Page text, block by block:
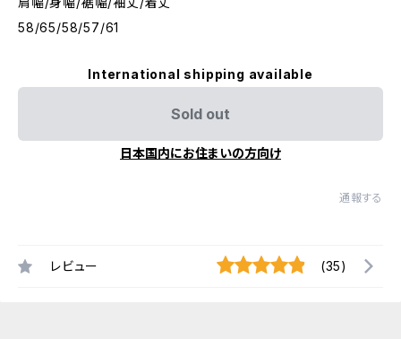
58/65/58/57/61
International shipping available
Sold out
日本国内にお住まいの方向け
通報する
レビュー (35)